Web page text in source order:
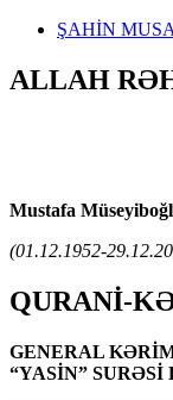
ŞAHİN
ALLAH
Mustafa
(01.12.1952-
QURANİ-
GENERAL
“YASİN” SURƏSİ